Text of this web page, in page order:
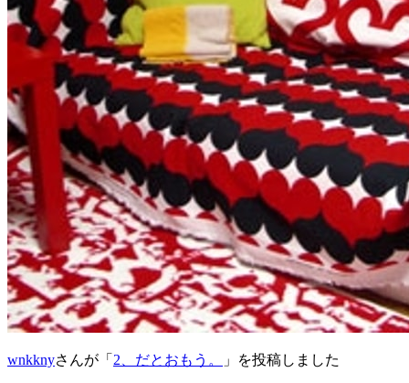
wnkknyさんが「 2、だとおもう。 」を投稿しました